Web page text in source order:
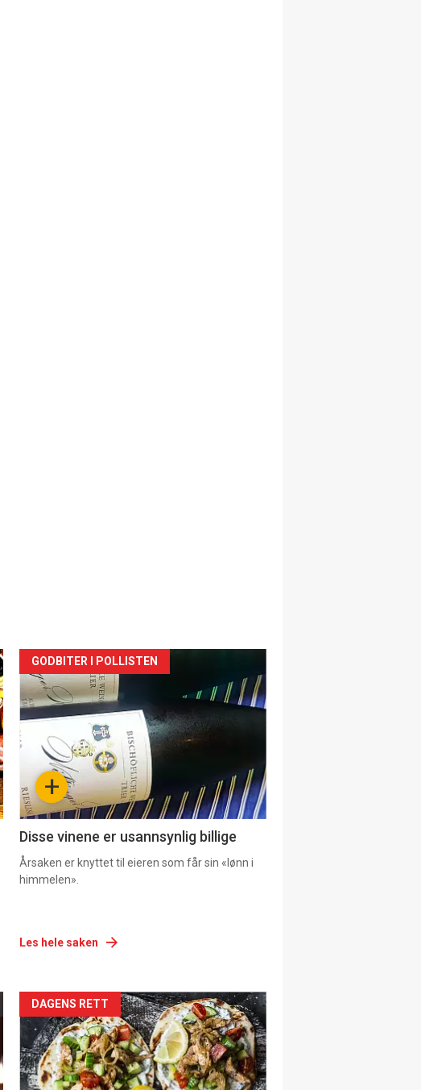
Forsiden
akkurat
nå
3 +
GODBITER I POLLISTEN
Disse vinene er usannsynlig billige
Årsaken er knyttet til eieren som får sin «lønn i
himmelen».
Les hele saken
Forsiden
akkurat
nå
DAGENS RETT